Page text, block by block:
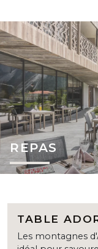
REPAS
TABLE
Les montagnes